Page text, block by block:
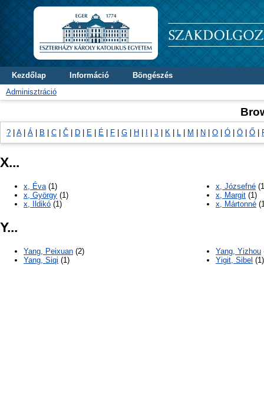
Kezdőlap Információ
Böngészés
Adminisztráció
? A| Á B C Č D E É F G H J K L M N O Ó Ö Ő
X...
x, Éva(1)
x, György (1)
x, Ildikó (1)
x, Józsefné
x, Margit (1)
x, Mártonné
Y...
Yang, Peixuan (2)
Yang, Siqi (1)
Yang, Yizhou
Yigit, Sibel (1)